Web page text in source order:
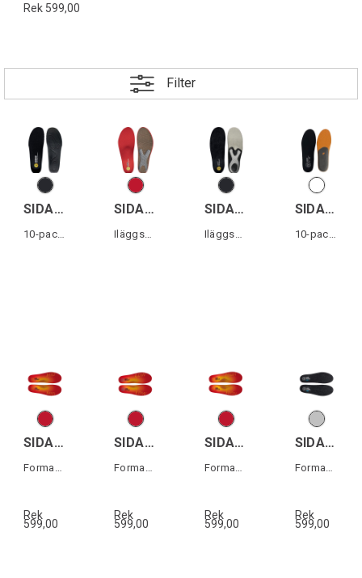
Rek 599,00
Filter
SIDAS SANISOL 3D (10p)
10-pack sulor till hyrpjäxor
SIDAS WINTER+ SLIM
Iläggssulor vinter
SIDAS COMFORT + MERINO
Iläggssulor vinter
SIDAS WINTER RENTAL (10p)
10-pack sulor till hyrpjäxor
SIDAS 3FEET ECO WINTER MID
Formade iläggssulor medelhögt fotvalv
Rek
599,00
SIDAS 3FEET ECO WINTER LOW
Formade iläggssulor lågt fotvalv
Rek
599,00
SIDAS 3FEET ECO WINTER HIGH
Formade iläggssulor högt fotvalv
Rek
599,00
SIDAS 3FEET ECO WARM LOW
Formade iläggssulor lågt fotvalv
Rek
599,00